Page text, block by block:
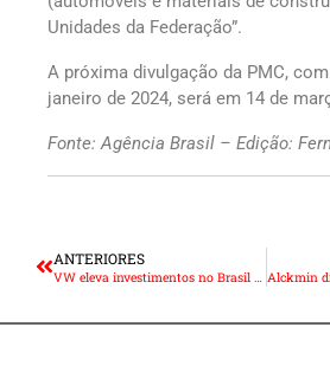
Unidades da Federação”.
A próxima divulgação da PMC,
janeiro de 2024, será em 14 de
Fonte: Agência Brasil – Edição:
ANTERIORES